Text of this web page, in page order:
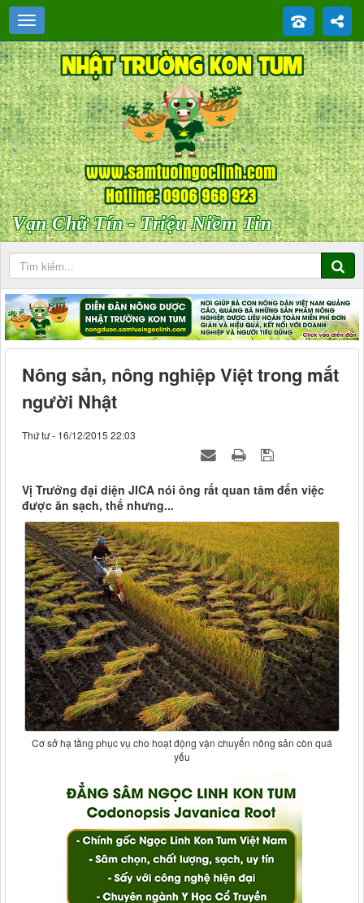
Vạn Chữ Tín - Triệu Niềm Tin
Nông sản, nông nghiệp Việt trong mắt
người Nhật
Thứ tư - 16/12/2015 22:03
Vị Trưởng đại diện JICA nói ông rất quan tâm đến việc
được ăn sạch, thế nhưng...
Cơ sở hạ tầng phục vụ cho hoạt động vận chuyển nông sản còn quá
yếu